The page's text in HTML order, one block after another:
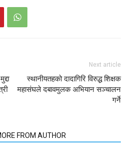
Next article
स्थानीयतहको दादागिरि विरुद्ध शिक्षक
महासंघले दबावमुलक अभियान सञ्चालन
गर्ने
FROM AUTHOR